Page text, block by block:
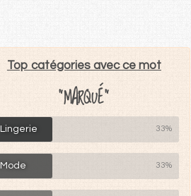
Top catégories avec ce mot
"MARQUÉ"
Lingerie 33%
Mode 33%